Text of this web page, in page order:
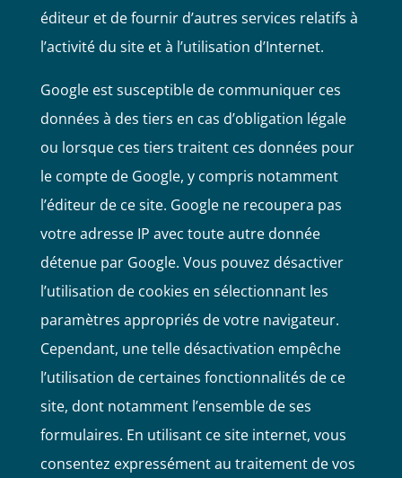
éditeur et de fournir d’autres services relatifs à
l’activité du site et à l’utilisation d’Internet.
Google est susceptible de communiquer ces
données à des tiers en cas d’obligation légale
ou lorsque ces tiers traitent ces données pour
le compte de Google, y compris notamment
l’éditeur de ce site. Google ne recoupera pas
votre adresse IP avec toute autre donnée
détenue par Google. Vous pouvez désactiver
l’utilisation de cookies en sélectionnant les
paramètres appropriés de votre navigateur.
Cependant, une telle désactivation empêche
l’utilisation de certaines fonctionnalités de ce
site, dont notamment l’ensemble de ses
formulaires. En utilisant ce site internet, vous
consentez expressément au traitement de vos